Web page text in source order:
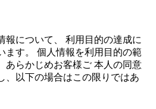
報について、 利用目的の達成に
ます。 個人情報を利用目的の範
あらかじめお客様ご 本人の同意
、以下の場合はこの限りではあ